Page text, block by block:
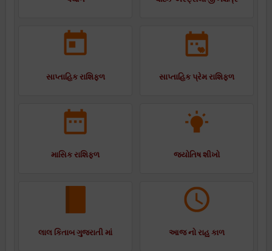
સાપ્તાહિક રાશિફળ સાપ્તાહિક પ્રેમ રાશિફળ
માસિક રાશિફળ જ્યોતિષ શીખો
લાલ કિતાબ ગુજરાતી માં આજ નો રાહુ કાળ